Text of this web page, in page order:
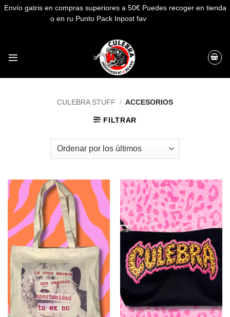
Envío gatris en compras superiores a 50€ Puedes recoger en tienda
o en ru Punto Pack Inpost fav
contenido
CULEBRA STUFF / ACCESORIOS
FILTRAR